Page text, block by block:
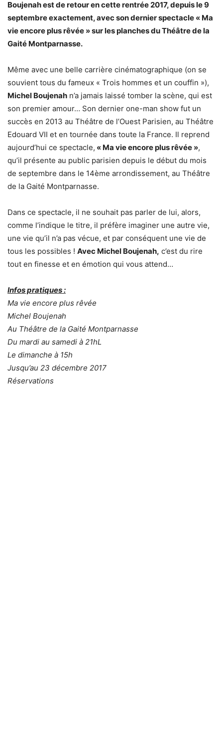
Boujenah est de retour en cette rentrée 2017, depuis le 9
septembre exactement, avec son dernier spectacle « Ma
vie encore plus rêvée » sur les planches du Théâtre de la
Gaité Montparnasse.
Même avec une belle carrière cinématographique (on se
souvient tous du fameux « Trois hommes et un couffin »),
Michel Boujenah n’a jamais laissé tomber la scène, qui est
son premier amour… Son dernier one-man show fut un
succès en 2013 au Théâtre de l’Ouest Parisien, au Théâtre
Edouard VII et en tournée dans toute la France. Il reprend
aujourd’hui ce spectacle, « Ma vie encore plus rêvée »,
qu’il présente au public parisien depuis le début du mois
de septembre dans le 14ème arrondissement, au Théâtre
de la Gaité Montparnasse.
Dans ce spectacle, il ne souhait pas parler de lui, alors,
comme l’indique le titre, il préfère imaginer une autre vie,
une vie qu’il n’a pas vécue, et par conséquent une vie de
tous les possibles ! Avec Michel Boujenah, c’est du rire
tout en finesse et en émotion qui vous attend…
Infos pratiques :
Ma vie encore plus rêvée
Michel Boujenah
Au Théâtre de la Gaité Montparnasse
Du mardi au samedi à 21hL
Le dimanche à 15h
Jusqu’au 23 décembre 2017
Réservations